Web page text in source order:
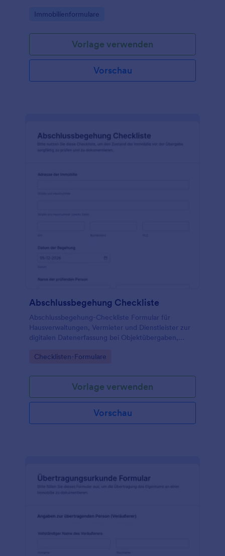
Jotform für Maklerbüros und Investoren.
Go to Category:
Immobilienformulare
Vorlage verwenden
Vorschau
Abschlussbegehung Checkliste
Abschlussbegehung-Checkliste Formular für
Hausverwaltungen, Vermieter und Dienstleister zur
digitalen Datenerfassung bei Objektübergaben,
Verwaltung jeder Formularantwort in Jotform.
Go to Category:
Checklisten-Formulare
Vorlage verwenden
Vorschau